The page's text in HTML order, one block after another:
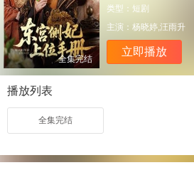
全集完结
类型： 短剧
主演： 杨晓婷,汪雨升
立即播放
播放列表
全集完结